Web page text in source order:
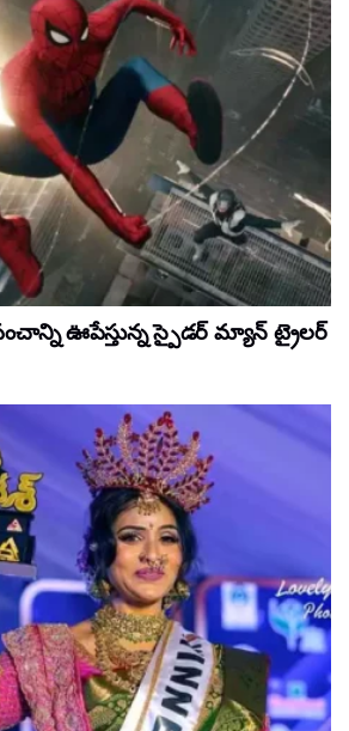
ఊపేస్తున్న స్పైడర్ మ్యాన్ ట్రైలర్